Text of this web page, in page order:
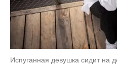
Испуганная девушка сидит на